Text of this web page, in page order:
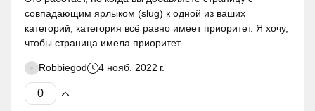
совпадающим ярлыком (slug) к одной из ваших
категорий, категория всё равно имеет приоритет. Я хочу,
чтобы страница имела приоритет.
Robbiegod 4 нояб. 2022 г.